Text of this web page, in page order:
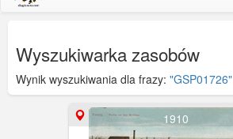
Wyszukiwarka zasobów
Wynik wyszukiwania dla frazy: "GSP01726"
1910